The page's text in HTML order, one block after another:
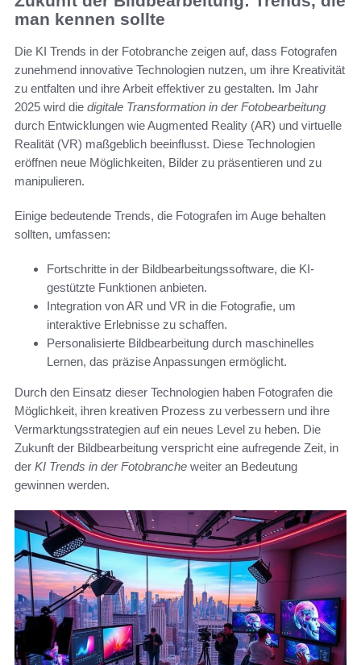
man kennen sollte
Die KI Trends in der Fotobranche zeigen auf, dass Fotografen
zunehmend innovative Technologien nutzen, um ihre Kreativität
zu entfalten und ihre Arbeit effektiver zu gestalten. Im Jahr
2025 wird die digitale Transformation in der Fotobearbeitung
durch Entwicklungen wie Augmented Reality (AR) und virtuelle
Realität (VR) maßgeblich beeinflusst. Diese Technologien
eröffnen neue Möglichkeiten, Bilder zu präsentieren und zu
manipulieren.
Einige bedeutende Trends, die Fotografen im Auge behalten
sollten, umfassen:
Fortschritte in der Bildbearbeitungssoftware, die KI-
gestützte Funktionen anbieten.
Integration von AR und VR in die Fotografie, um
interaktive Erlebnisse zu schaffen.
Personalisierte Bildbearbeitung durch maschinelles
Lernen, das präzise Anpassungen ermöglicht.
Durch den Einsatz dieser Technologien haben Fotografen die
Möglichkeit, ihren kreativen Prozess zu verbessern und ihre
Vermarktungsstrategien auf ein neues Level zu heben. Die
Zukunft der Bildbearbeitung verspricht eine aufregende Zeit, in
der KI Trends in der Fotobranche weiter an Bedeutung
gewinnen werden.